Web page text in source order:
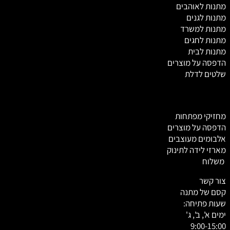
מתנות לאוהבים
מתנות לגנים
מתנות למשרד
מתנות לחגים
מתנות לבית
הדפסה על מוצרים
שלטים לדלת
מחזיקי מפתחות
הדפסה על מוצרים
אלבומים מעוצבים
מארזי לידה לתינוק
משלוח
צור קשר
קסם של מתנה
שעות פתיחה:
ימים א', ב', ג'
9:00-15:00